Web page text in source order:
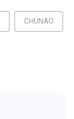
CHUNAO